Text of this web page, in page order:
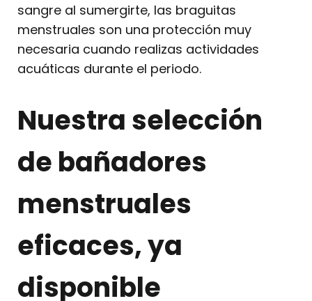
sangre al sumergirte, las braguitas
menstruales son una protección muy
necesaria cuando realizas actividades
acuáticas durante el periodo.
Nuestra selección
de bañadores
menstruales
eficaces, ya
disponible